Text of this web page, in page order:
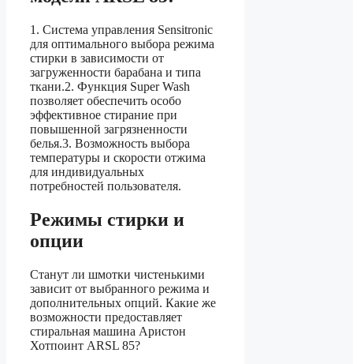
1. Система управления Sensitronic
для оптимального выбора режима
стирки в зависимости от
загруженности барабана и типа
ткани.2. Функция Super Wash
позволяет обеспечить особо
эффективное стирание при
повышенной загрязненности
белья.3. Возможность выбора
температуры и скорости отжима
для индивидуальных
потребностей пользователя.
Режимы стирки и
опции
Станут ли шмотки чистенькими
зависит от выбранного режима и
дополнительных опций. Какие же
возможности предоставляет
стиральная машина Аристон
Хотпоинт ARSL 85?